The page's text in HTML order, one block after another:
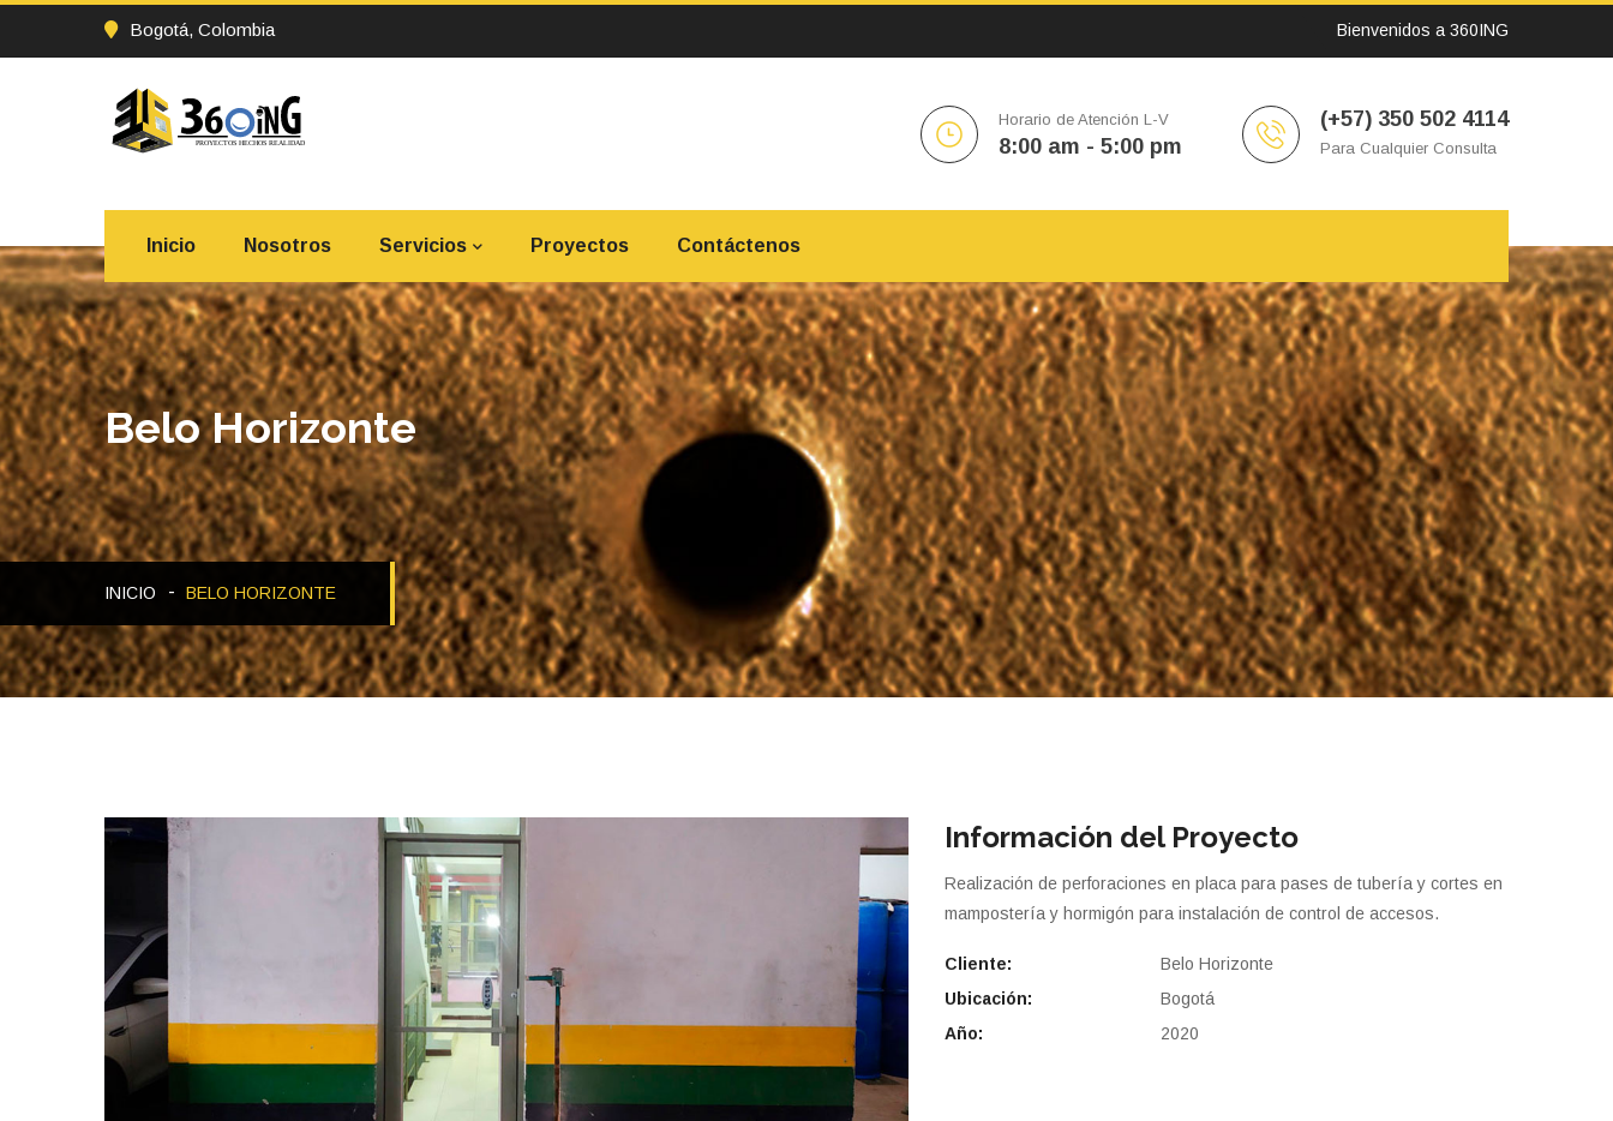
Bogotá, Colombia Bienvenidos a 360ING
Horario de Atención L-V
8:00 am - 5:00 pm
(+57) 350 502 4114
Para Cualquier Consulta
Inicio Nosotros Servicios Proyectos Contáctenos
Belo Horizonte
INICIO BELO HORIZONTE
Información del Proyecto
Realización de perforaciones en placa para pases de tubería y cortes en
mampostería y hormigón para instalación de control de accesos.
Cliente:
Belo Horizonte
Ubicación:
Bogotá
Año:
2020